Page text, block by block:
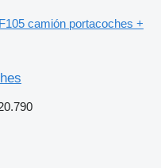
camión portacoches +